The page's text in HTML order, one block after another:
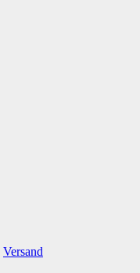
Versand